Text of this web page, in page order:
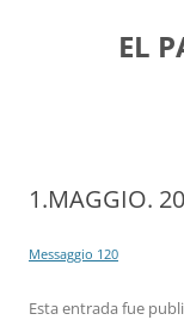
EL
1.MAGGIO.
Messaggio 120
Esta entrada fue